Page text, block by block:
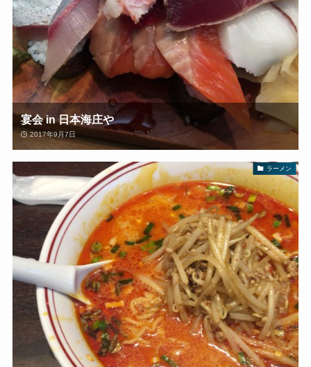
宴会 in 日本海庄や
2017年9月7日
ラーメン